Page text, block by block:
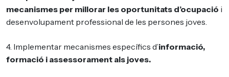
mecanismes per millorar les oportunitats d’ocupació i
desenvolupament professional de les persones joves.
4. Implementar mecanismes específics d’informació,
formació i assessorament als joves.